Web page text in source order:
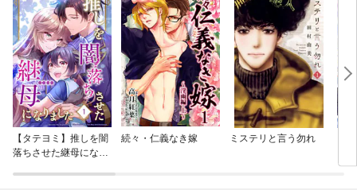
【タテヨミ】推しを闇
落ちさせた継母になり
続々・仁義なき嫁 ミステリと言う勿れ
ラ